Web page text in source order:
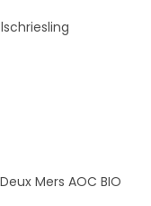
Mers AOC BIO